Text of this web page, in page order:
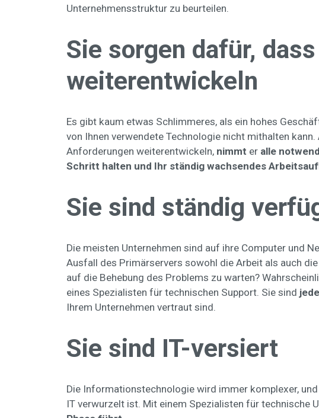
Unternehmensstruktur zu beurteilen.
Sie sorgen dafür,
weiterentwickeln
Es gibt kaum etwas Schlimmeres, als ein hohes
von Ihnen verwendete Technologie nicht mithalten
Anforderungen weiterentwickeln, nimmt er alle
Schritt halten und Ihr ständig wachsendes
Sie sind ständig
Die meisten Unternehmen sind auf ihre Computer und
Ausfall des Primärservers sowohl die Arbeit als auch
auf die Behebung des Problems zu warten?
eines Spezialisten für technischen Support. Sie sind
Ihrem Unternehmen vertraut sind.
Sie sind IT-versiert
Die Informationstechnologie wird immer komplexer,
IT verwurzelt ist. Mit einem Spezialisten für technische